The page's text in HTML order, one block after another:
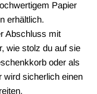
Papier
erhältlich.
Abschluss mit
wie stolz du auf sie
oder als
wird sicherlich einen